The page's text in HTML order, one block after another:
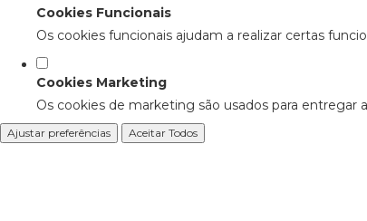
Cookies Funcionais
Os cookies funcionais ajudam a realizar certas
Cookies Marketing
Os cookies de marketing são usados para entregar
Ajustar preferências Aceitar Todos